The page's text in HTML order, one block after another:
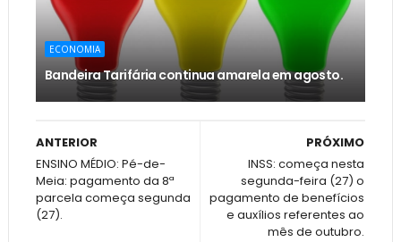
ECONOMIA
Bandeira Tarifária continua amarela em agosto.
PRÓXIMO
INSS: começa nesta
segunda-feira (27) o
pagamento de benefícios
e auxílios referentes ao
mês de outubro.
ANTERIOR
ENSINO MÉDIO: Pé-de-
Meia: pagamento da 8ª
parcela começa segunda
(27).